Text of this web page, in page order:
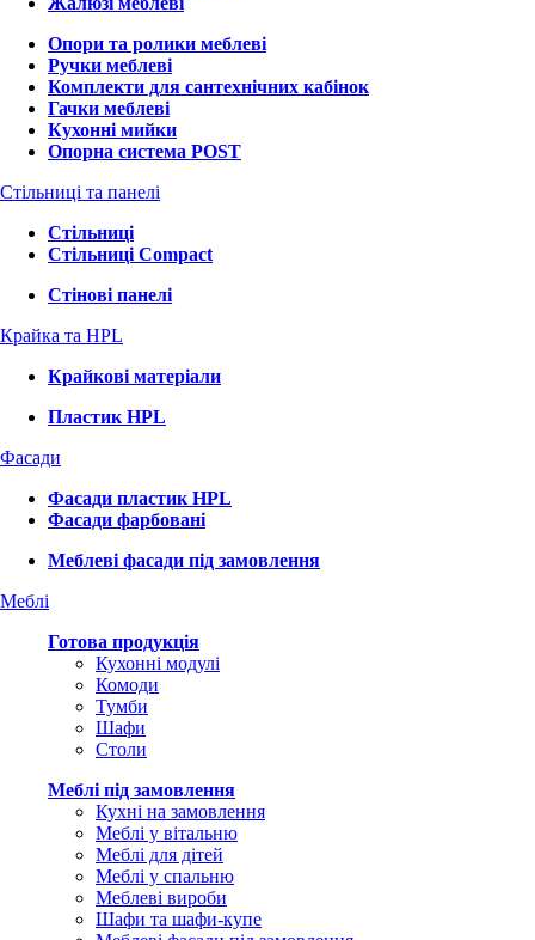
Опори та ролики меблеві
Ручки меблеві
Комплекти для сантехнічних кабінок
Гачки меблеві
Кухонні мийки
Опорна система POST
Стільниці та панелі
Стільниці
Стільниці Compact
Стінові панелі
Крайка та HPL
Крайкові матеріали
Пластик HPL
Фасади
Фасади пластик HPL
Фасади фарбовані
Меблеві фасади під замовлення
Меблі
Готова продукція
Кухонні модулі
Комоди
Тумби
Шафи
Столи
Меблі під замовлення
Кухні на замовлення
Меблі у вітальню
Меблі для дітей
Меблі у спальню
Меблеві вироби
Шафи та шафи-купе